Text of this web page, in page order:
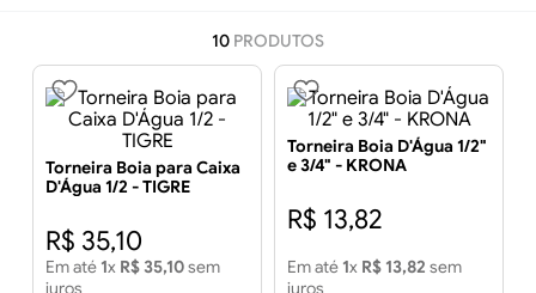
10 PRODUTOS
Torneira Boia para Caixa
D'Água 1/2 - TIGRE
R$ 35,10
Em até 1x R$ 35,10sem
juros
Torneira Boia D'Água 1/2"
e 3/4" - KRONA
R$ 13,82
Em até 1x R$ 13,82 sem
juros